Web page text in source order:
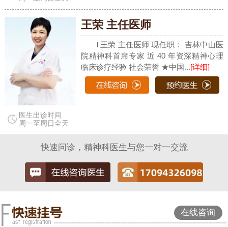
医生出诊时间
周一至周日全天
王荣 主任医师
l 王荣 主任医师 现任职： 吉林中山医
院精神科首席专家 近 40 年资深精神心理
临床诊疗经验 社会荣誉 ★中国...[详细]
快速问诊，精神科医生与您一对一交流
在线咨询